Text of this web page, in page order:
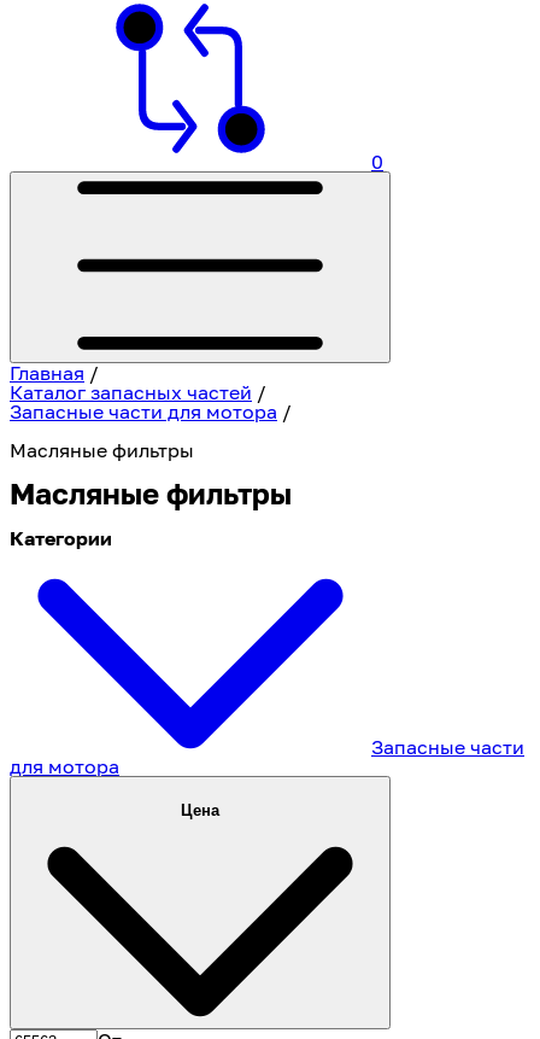
0
Главная /
Каталог запасных частей /
Запасные части для мотора /
Масляные фильтры
Масляные фильтры
Категории
Запасные части
для мотора
Цена